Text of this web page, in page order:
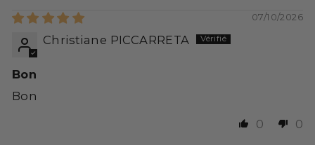
07/10/2026
Christiane PICCARRETA
Bon
Bon
0
0